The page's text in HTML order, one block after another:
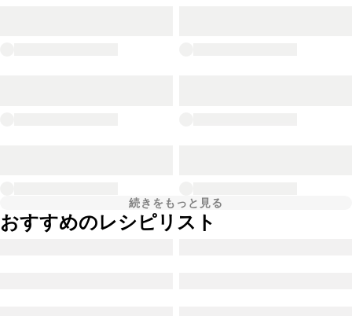
続きをもっと見る
おすすめのレシピリスト